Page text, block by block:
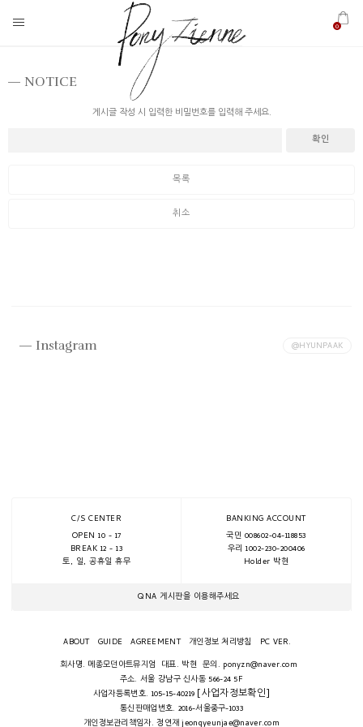
0
NOTICE
게시글 작성 시 입력한 비밀번호를 입력해 주세요.
확인
목록
취소
Instagram @HYUNPAAK
C/S CENTER
OPEN 10 - 17
BREAK 12 - 13
토, 일, 공휴일 휴무
BANKING ACCOUNT
국민 008602-04-118853
우리 1002-230-200406
Holder 박현
QNA 게시판을 이용해주세요
ABOUT GUIDE AGREEMENT 개인정보 처리방침
PC VER.
회사명. 메종모던아트뮤지엄 대표. 박현 문의. ponyzn@naver.com
주소. 서울 강남구 신사동 566-24 5F
사업자등록번호. 105-15-40219 [사업자정보확인]
통신판매업번호. 2016-서울중구-1033
개인정보관리책임자. 정연재 jeongyeunjae@naver.com